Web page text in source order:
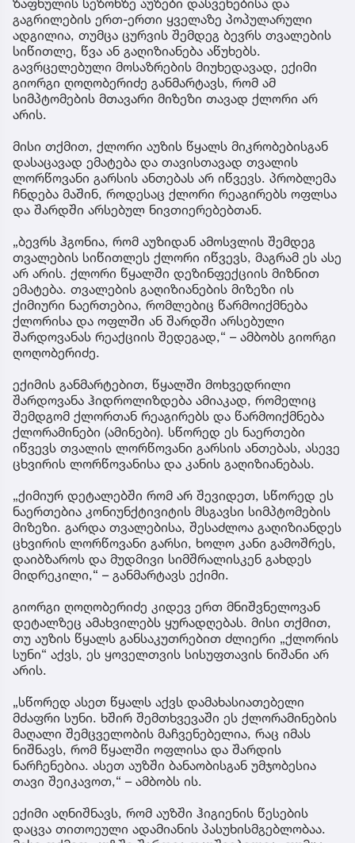
ზაფხულის სეზონზე აუზები დასვენებისა და
გაგრილების ერთ-ერთი ყველაზე პოპულარული
ადგილია, თუმცა ცურვის შემდეგ ბევრს თვალების
სიწითლე, წვა ან გაღიზიანება აწუხებს.
გავრცელებული მოსაზრების მიუხედავად, ექიმი
გიორგი ღოღობერიძე განმარტავს, რომ ამ
სიმპტომების მთავარი მიზეზი თავად ქლორი არ
არის.
მისი თქმით, ქლორი აუზის წყალს მიკრობებისგან
დასაცავად ემატება და თავისთავად თვალის
ლორწოვანი გარსის ანთებას არ იწვევს. პრობლემა
ჩნდება მაშინ, როდესაც ქლორი რეაგირებს ოფლსა
და შარდში არსებულ ნივთიერებებთან.
„ბევრს ჰგონია, რომ აუზიდან ამოსვლის შემდეგ
თვალების სიწითლეს ქლორი იწვევს, მაგრამ ეს ასე
არ არის. ქლორი წყალში დეზინფექციის მიზნით
ემატება. თვალების გაღიზიანების მიზეზი ის
ქიმიური ნაერთებია, რომლებიც წარმოიქმნება
ქლორისა და ოფლში ან შარდში არსებული
შარდოვანას რეაქციის შედეგად,“ – ამბობს გიორგი
ღოღობერიძე.
ექიმის განმარტებით, წყალში მოხვედრილი
შარდოვანა ჰიდროლიზდება ამიაკად, რომელიც
შემდგომ ქლორთან რეაგირებს და წარმოიქმნება
ქლორამინები (ამინები). სწორედ ეს ნაერთები
იწვევს თვალის ლორწოვანი გარსის ანთებას, ასევე
ცხვირის ლორწოვანისა და კანის გაღიზიანებას.
„ქიმიურ დეტალებში რომ არ შევიდეთ, სწორედ ეს
ნაერთებია კონიუნქტივიტის მსგავსი სიმპტომების
მიზეზი. გარდა თვალებისა, შესაძლოა გაღიზიანდეს
ცხვირის ლორწოვანი გარსი, ხოლო კანი გამოშრეს,
დაიბზაროს და მუდმივი სიმშრალისკენ გახდეს
მიდრეკილი,“ – განმარტავს ექიმი.
გიორგი ღოღობერიძე კიდევ ერთ მნიშვნელოვან
დეტალზეც ამახვილებს ყურადღებას. მისი თქმით,
თუ აუზის წყალს განსაკუთრებით ძლიერი „ქლორის
სუნი“ აქვს, ეს ყოველთვის სისუფთავის ნიშანი არ
არის.
„სწორედ ასეთ წყალს აქვს დამახასიათებელი
მძაფრი სუნი. ხშირ შემთხვევაში ეს ქლორამინების
მაღალი შემცველობის მაჩვენებელია, რაც იმას
ნიშნავს, რომ წყალში ოფლისა და შარდის
ნარჩენებია. ასეთ აუზში ბანაობისგან უმჯობესია
თავი შეიკავოთ,“ – ამბობს ის.
ექიმი აღნიშნავს, რომ აუზში ჰიგიენის წესების
დაცვა თითოეული ადამიანის პასუხისმგებლობაა.